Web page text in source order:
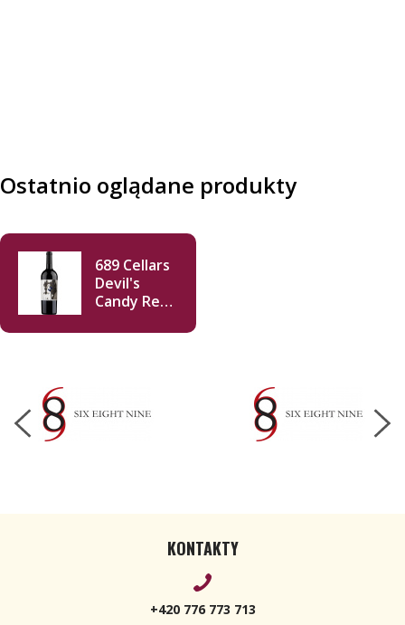
Ostatnio oglądane produkty
689 Cellars
Devil's
Candy Red
750ml
KONTAKTY
+420 776 773 713